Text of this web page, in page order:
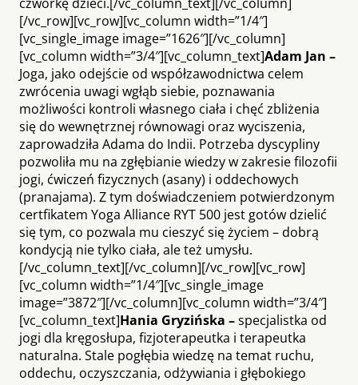
[/vc_row][vc_row][vc_column width=”1/4″]
[vc_single_image image=”1626″][/vc_column]
[vc_column width=”3/4″][vc_column_text]Adam Jan –
Joga, jako odejście od współzawodnictwa celem
zwrócenia uwagi wgłąb siebie, poznawania
możliwości kontroli własnego ciała i chęć zbliżenia
się do wewnętrznej równowagi oraz wyciszenia,
zaprowadziła Adama do Indii. Potrzeba dyscypliny
pozwoliła mu na zgłębianie wiedzy w zakresie filozofii
jogi, ćwiczeń fizycznych (asany) i oddechowych
(pranajama). Z tym doświadczeniem potwierdzonym
certfikatem Yoga Alliance RYT 500 jest gotów dzielić
się tym, co pozwala mu cieszyć się życiem – dobrą
kondycją nie tylko ciała, ale też umysłu.
[/vc_column_text][/vc_column][/vc_row][vc_row]
[vc_column width=”1/4″][vc_single_image
image=”3872″][/vc_column][vc_column width=”3/4″]
[vc_column_text]Hania Gryzińska –specjalistka od
jogi dla kręgosłupa, fizjoterapeutka i terapeutka
naturalna. Stale pogłębia wiedzę na temat ruchu,
oddechu, oczyszczania, odżywiania i głębokiego